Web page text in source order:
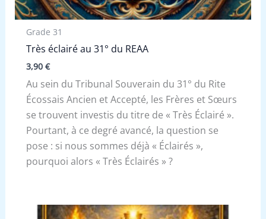
Grade 31
Très éclairé au 31° du REAA
3,90 €
Au sein du Tribunal Souverain du 31° du Rite
Écossais Ancien et Accepté, les Frères et Sœurs
se trouvent investis du titre de « Très Éclairé ».
Pourtant, à ce degré avancé, la question se
pose : si nous sommes déjà « Éclairés »,
pourquoi alors « Très Éclairés » ?